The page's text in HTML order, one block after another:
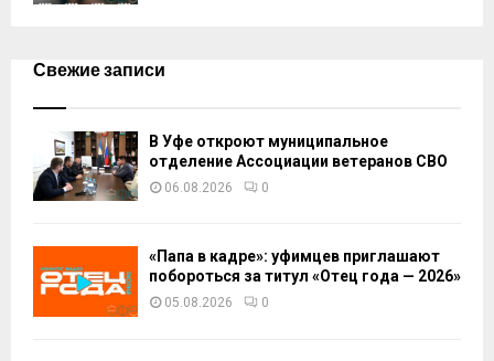
Свежие записи
В Уфе откроют муниципальное
отделение Ассоциации ветеранов СВО
06.08.2026 0
«Папа в кадре»: уфимцев приглашают
побороться за титул «Отец года — 2026»
05.08.2026 0